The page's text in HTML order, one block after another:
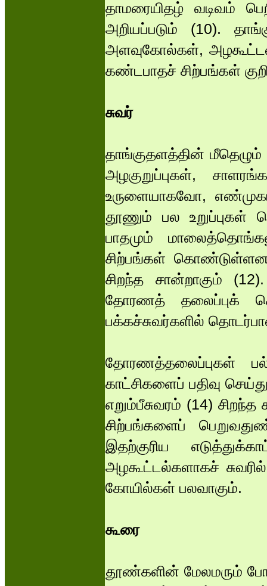
தாமரையிதழ் வடிவம்
அறியப்படும் (10).
அளவுகோல்கள்,
கண்டபாதச் சிற்பங்கள்
சுவர்
தாங்குதளத்தின்
அழகுறுப்புகள்,
உருளையாகவோ,
தூணும் பல உறுப்புகள்
பாதமும்
சிற்பங்கள் கொண்டுள்ளன.
சிறந்த சான்றாகும்
தோரணத் தலைப்புக்
பக்கச்சுவர்களில்
தோரணத்தலைப்புகள்
காட்சிகளைப் பதிவு
எறும்பீசுவரம் (14)
சிற்பங்களைப்
இதற்குரிய
அழகூட்டல்களாகச்
கோயில்கள் பலவாகும்.
கூரை
தூண்களின் மேலமரும்